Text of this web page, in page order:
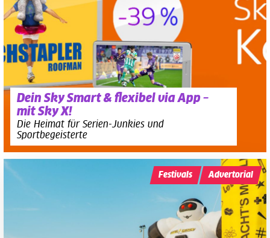
Dein Sky Smart & flexibel via App –
mit Sky X!
Die Heimat für Serien-Junkies und
Sportbegeisterte
Festivals Advertorial